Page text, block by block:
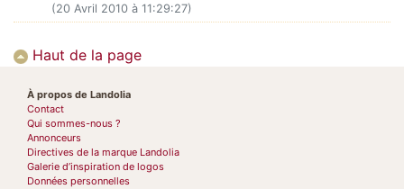
(20 Avril 2010 à 11:29:27)
Haut de la page
À propos de Landolia
Contact
Qui sommes-nous ?
Annonceurs
Directives de la marque Landolia
Galerie d’inspiration de logos
Données personnelles